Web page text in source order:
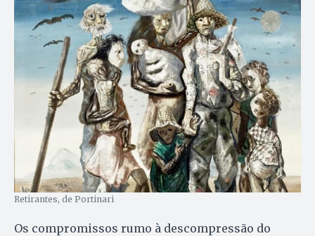
Retirantes, de Portinari
Os compromissos rumo à descompressão do